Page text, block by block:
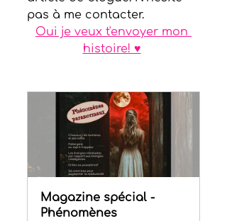
pas à me contacter.
Oui je veux t'envoyer mon
histoire! ♥
Magazine spécial -
Phénomènes